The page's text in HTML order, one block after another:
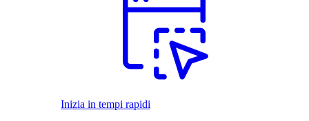
Inizia in tempi rapidi